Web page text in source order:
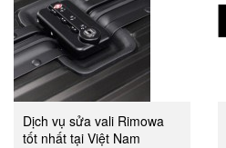
Dịch vụ sửa vali Rimowa
tốt nhất tại Việt Nam